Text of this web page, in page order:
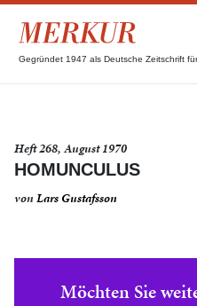
Gegründet 1947 als Deutsche Zeitschrift
Heft 268, August 1970
HOMUNCULUS
vonLars Gustafsson
Möchten Sie